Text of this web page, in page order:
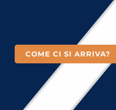
COME CI SI ARRIVA?